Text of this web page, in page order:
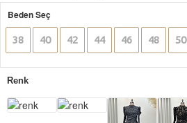
Beden Seç
38 40 42 44 46 48 50
Renk